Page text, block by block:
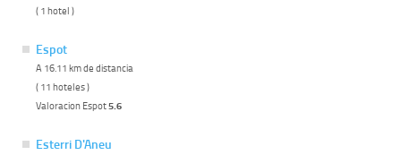
( 1 hotel )
Espot
A 16.11 km de distancia
( 11 hoteles )
Valoracion Espot5.6
Esterri D'Aneu